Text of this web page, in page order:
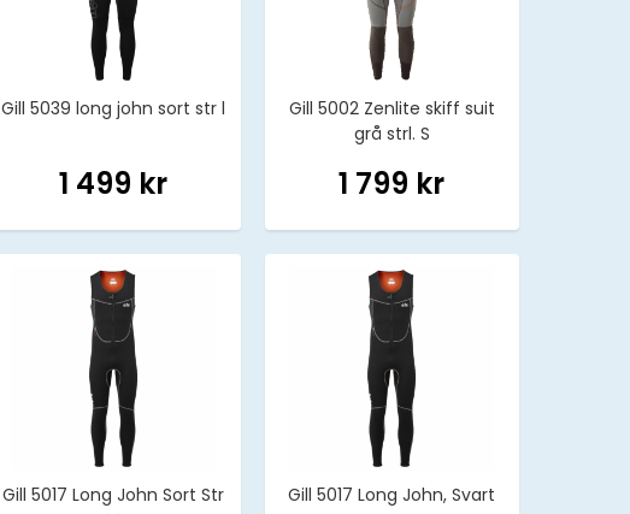
Gill 5039 long john sort str l
1 499 kr
Gill 5002 Zenlite skiff suit
grå strl. S
1 799 kr
Gill 5017 Long John Sort Str
Gill 5017 Long John, Svart